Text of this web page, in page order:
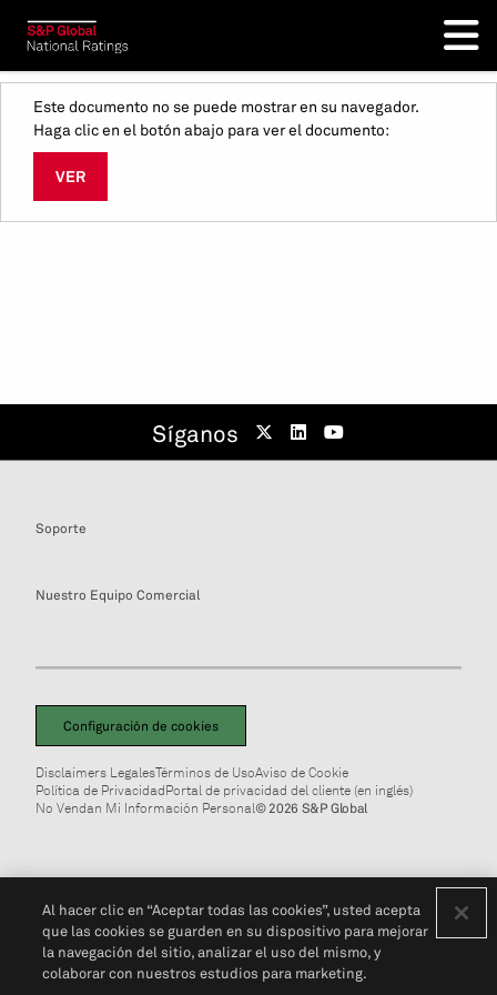
Este documento no se puede mostrar en su navegador.
Haga clic en el botón abajo para ver el documento:
VER
Síganos
Soporte
Nuestro Equipo Comercial
Configuración de cookies
Disclaimers LegalesTérminos de UsoAviso de Cookie
Política de PrivacidadPortal de privacidad del cliente (en inglés)
No Vendan Mi Información Personal© 2026 S&P Global
Al hacer clic en “Aceptar todas las cookies”, usted acepta
que las cookies se guarden en su dispositivo para mejorar
la navegación del sitio, analizar el uso del mismo, y
colaborar con nuestros estudios para marketing.